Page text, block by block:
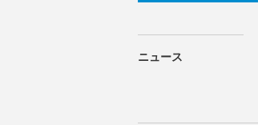
ニュース